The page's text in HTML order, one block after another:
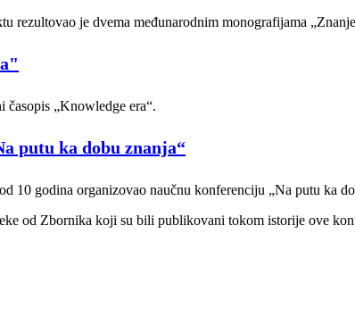
rezultovao je dvema međunarodnim monografijama
časopis „Knowledge era“.
putu ka dobu znanja“
10 godina organizovao naučnu konferenciju „Na putu ka
od Zbornika koji su bili publikovani tokom istorije ove